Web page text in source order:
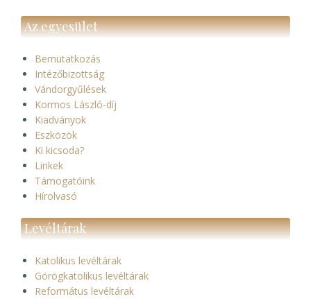
Az egyesület
Bemutatkozás
Intézőbizottság
Vándorgyűlések
Kormos László-díj
Kiadványok
Eszközök
Ki kicsoda?
Linkek
Támogatóink
Hírolvasó
Levéltárak
Katolikus levéltárak
Görögkatolikus levéltárak
Református levéltárak